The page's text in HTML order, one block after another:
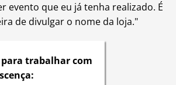
evento que eu já tenha realizado. É
de divulgar o nome da loja."
para trabalhar com